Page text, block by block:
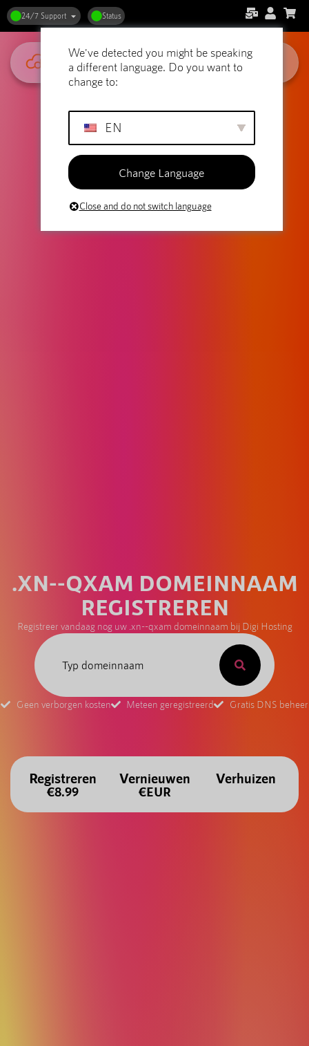
24/7 Support Status
.XN--QXAM DOMEINNAAM
REGISTREREN
Registreer vandaag nog uw .xn--qxam domeinnaam bij Digi Hosting
Geen verborgen kosten Meteen geregistreerd Gratis DNS beheer
Registreren
€8.99
Vernieuwen
€EUR
Verhuizen
We've detected you might be speaking
a different language. Do you want to
change to:
EN
Change Language
Close and do not switch language